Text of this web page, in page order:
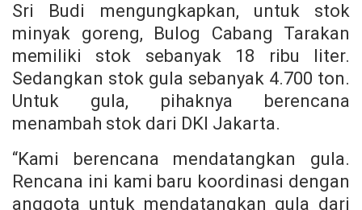
Sri Budi mengungkapkan, untuk stok
minyak goreng, Bulog Cabang Tarakan
memiliki stok sebanyak 18 ribu liter.
Sedangkan stok gula sebanyak 4.700 ton.
Untuk gula, pihaknya berencana
menambah stok dari DKI Jakarta.
“Kami berencana mendatangkan gula.
Rencana ini kami baru koordinasi dengan
anggota untuk mendatangkan gula dari